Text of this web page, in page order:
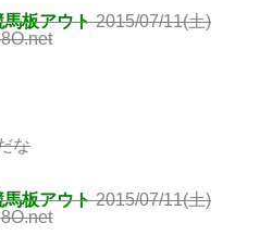
板アウト 2015/07/11(土)
な
板アウト 2015/07/11(土)